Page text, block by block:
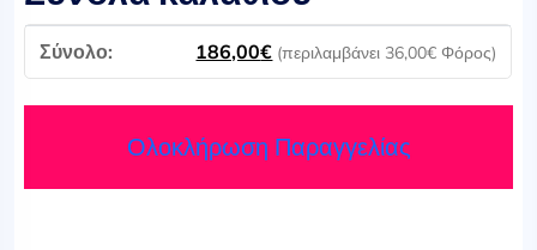
186,00€ (περιλαμβάνει 36,00€ Φόρος)
Ολοκλήρωση Παραγγελίας